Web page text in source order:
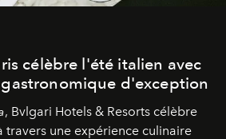
célèbre l'été italien avec
d'exception
, Bvlgari Hotels & Resorts célèbre
travers une expérience culinaire